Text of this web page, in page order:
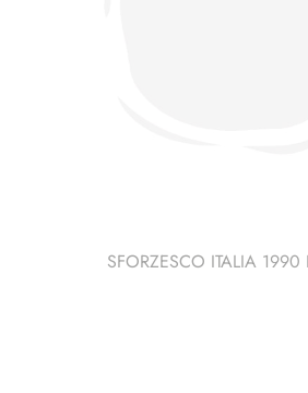
SFORZESCO ITALIA